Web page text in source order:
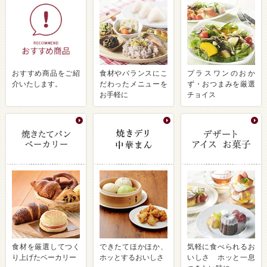
おすすめ商品をご紹
介いたします。
食材やバランスにこ
だわったメニューを
お手軽に
プラスワンのおか
ず・おつまみを厳選
チョイス
食材を厳選してつく
り上げたベーカリー
できたてほかほか、
ホッとするおいしさ
気軽に食べられるお
いしさ ホッと一息